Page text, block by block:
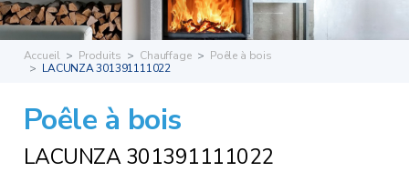
Accueil Produits Chauffage
Poêle à bois
LACUNZA 301391111022
Poêle à bois
LACUNZA 301391111022